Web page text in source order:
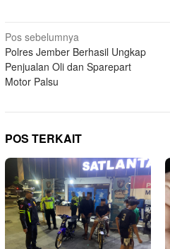
Navigasi
pos
Pos sebelumnya
Polres Jember Berhasil Ungkap
Penjualan Oli dan Sparepart
Motor Palsu
POS TERKAIT